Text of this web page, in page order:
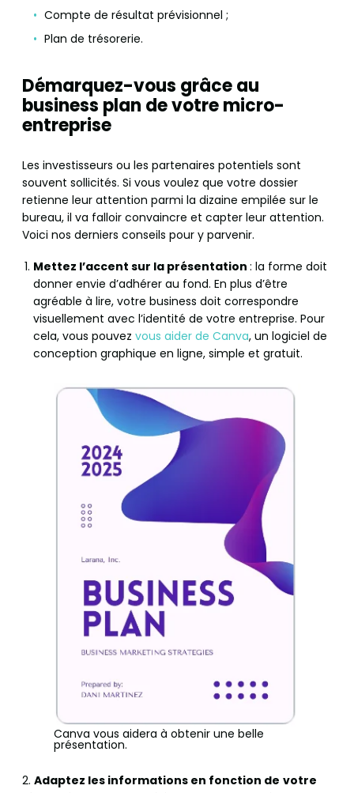
Compte de résultat prévisionnel ;
Plan de trésorerie.
Démarquez-vous grâce au
business plan de votre micro-
entreprise
Les investisseurs ou les partenaires potentiels sont
souvent sollicités. Si vous voulez que votre dossier
retienne leur attention parmi la dizaine empilée sur le
bureau, il va falloir convaincre et capter leur attention.
Voici nos derniers conseils pour y parvenir.
Mettez l’accent sur la présentation : la forme doit
donner envie d’adhérer au fond. En plus d’être
agréable à lire, votre business doit correspondre
visuellement avec l’identité de votre entreprise. Pour
cela, vous pouvez vous aider de Canva, un logiciel de
conception graphique en ligne, simple et gratuit.
Canva vous aidera à obtenir une belle
présentation.
2. Adaptez les informations en fonction de votre